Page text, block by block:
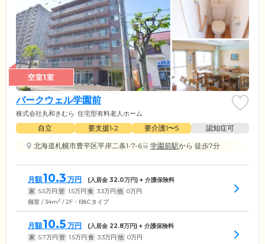
空室1室
パークウェル学園前
株式会社丸和きむら 住宅型有料老人ホーム
自立 要支援1•2 要介護1〜5
認知症可
北海道札幌市豊平区平岸二条1-7-6
学園前駅から 徒歩7分
月額10.3 万円 (入居金 32.0万円) + 介護保険料
家 5.5万円 管 1.5万円 食 3.3万円 他 0万円
個室 / 34m2 / 2F・B&Cタイプ
月額10.5 万円 (入居金 22.8万円) + 介護保険料
家 5.7万円 管 1.5万円 食 3.3万円 他 0万円